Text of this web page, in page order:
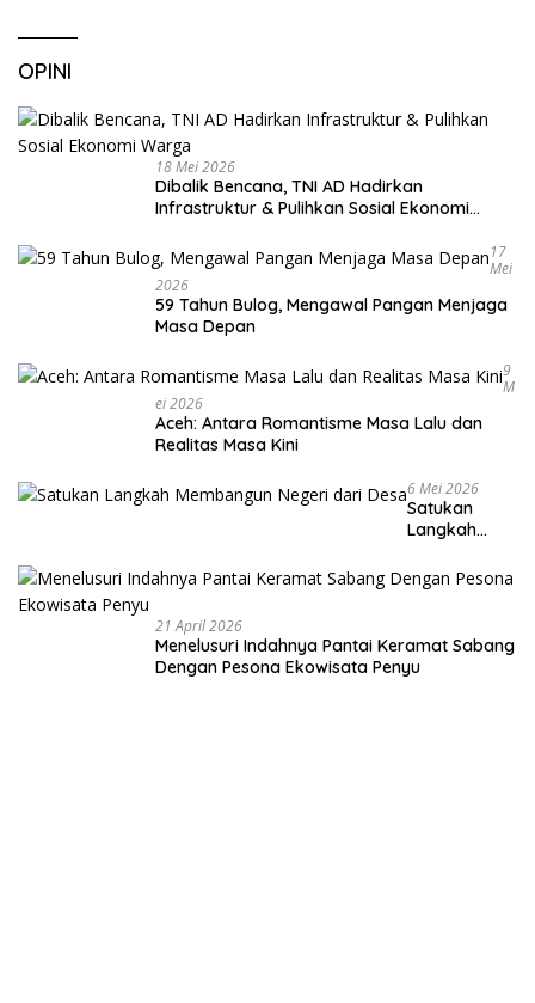
OPINI
18 Mei 2026
Dibalik Bencana, TNI AD Hadirkan
Infrastruktur & Pulihkan Sosial Ekonomi
17
Mei
2026
59 Tahun Bulog, Mengawal Pangan Menjaga
Masa Depan
9
M
Ei 2026
Aceh: Antara Romantisme Masa Lalu dan
Realitas Masa Kini
6 Mei 2026
Satukan
Langkah
Negeri dari
Desa
21 April 2026
Menelusuri Indahnya Pantai Keramat Sabang
Dengan Pesona Ekowisata Penyu